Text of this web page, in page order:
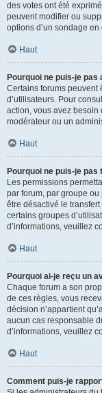
des votes ont été
peuvent modifier ou
options d’un sondage en
Haut
Pourquoi ne puis-je
Certains forums peuvent
d’utilisateurs. Pour
action, vous avez besoin
modérateur ou un
Haut
Pourquoi ne puis-je
Les permissions
par forum, par groupe
être désactivé le
certains groupes
d’informations, veuillez
Haut
Pourquoi ai-je reçu un
Chaque forum a son
de ces règles, vous
décision n’appartient
aucun cas responsable
d’informations, veuillez
Haut
Comment puis-je